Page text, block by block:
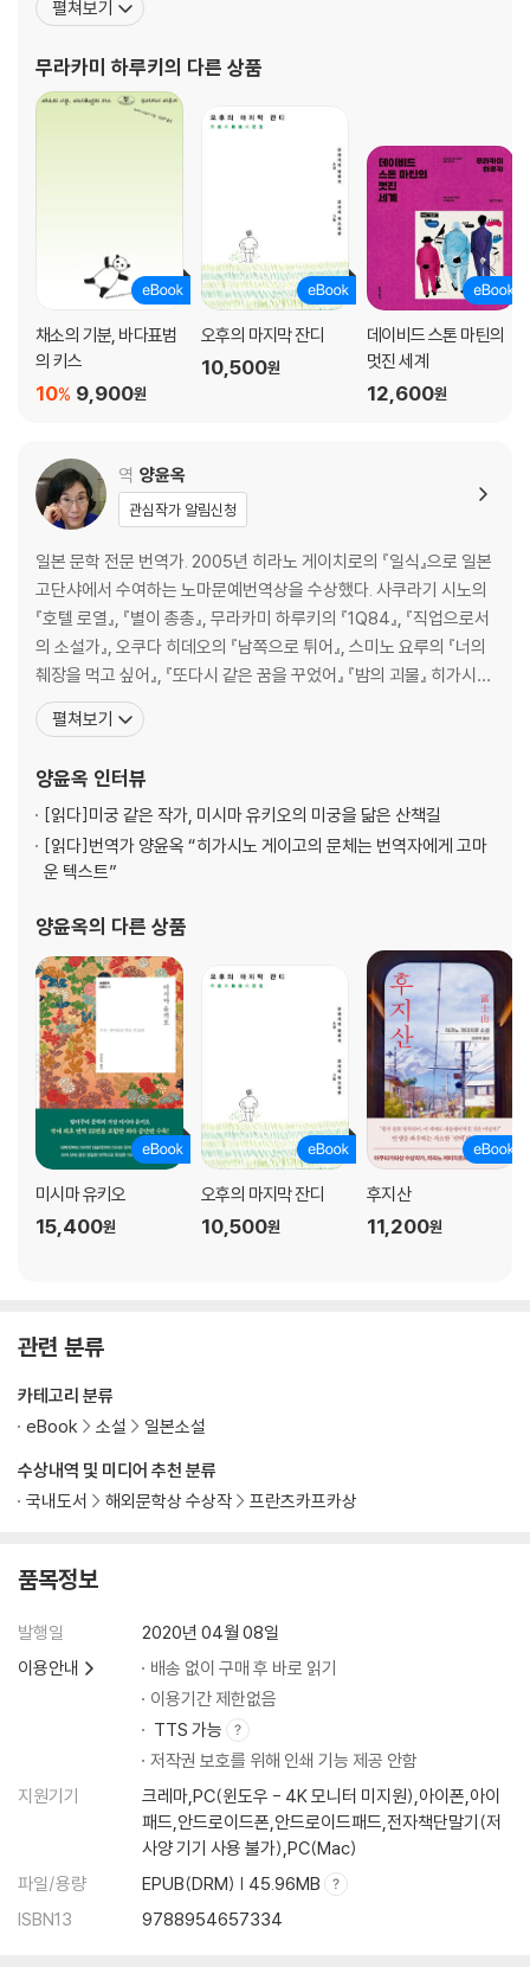
제14장 덴고 － 대부분의 독자가 지금까지 본 적 없는 것
제15장 아오마메 － 기구에 닻을 매달듯 단단하게
제17장 아오마메 － 우리가 행복하든 불행하든
제18장 덴고 － 더이상 빅 브라더가 나설 자리는 없다
제19장 아오마메 － 비밀을 함께 나누는 여자들
제21장 아오마메 － 아무리 먼 곳으로 가려고 해도
제22장 덴고 － 시간이 일그러진 모양으로 흐를 수 있다는 것
제23장 아오마메 － 이건 뭔가의 시작에 지나지 않는다
제24장 덴고 － 여기가 아닌 세계라는 것의 의미는 어디 있을까
로 떠올랐다. 1994년 『태엽 감는 새』로 요미우리문학상을 수상했고,
타임스 ‘올해의 책’에 선정되었다. 그 밖
펼쳐보기
무라카미 하루키 의 다른 상품
채소의 기분, 바다표범
의 키스
9,900원
10%
오후의 마지막 잔디
10,500원
데이비드 스톤 마틴의
멋진 세계
12,600원
역 양윤옥
관심작가 알림신청
일본 문학 전문 번역가. 2005년 히라노 게이치로의 『일식』으로 일본
고단샤에서 수여하는 노마문예번역상을 수상했다. 사쿠라기 시노의
『호텔 로열』, 『별이 총총』, 무라카미 하루키의 『1Q84』, 『직업으로서
의 소설가』, 오쿠다 히데오의 『남쪽으로 튀어』, 스미노 요루의 『너의
췌장을 먹고 싶어』, 『또다시 같은 꿈을 꾸었어』 『밤의 괴물』 히가시노
게이고의 『나미야 잡화점의 기적』, 『눈보라 체이스』, 『그대 눈동자에
건배』, 『위험한 비너스』, 『라플라스의 마녀』, 『악의』, 『유성의 인연』,
의 『
펼쳐보기
양윤옥 인터뷰
[읽다]미궁 같은 작가, 미시마 유키오의 미궁을 닮은 산책길
[읽다]번역가 양윤옥 “히가시노 게이고의 문체는 번역자에게 고마
운 텍스트”
양윤옥의 다른 상품
미시마 유키오
15,400원
오후의 마지막 잔디
10,500원
후지산
11,200원
관련 분류
수상내역 및 미디어 추천 분류
국내도서
해외문학상 수상작 프란츠카프카상
카테고리 분류
eBook
소설 일본소설
품목정보
발행일
2020년 04월 08일
이용안내
배송 없이 구매 후 바로 읽기
이용기간 제한없음
TTS 가능
저작권 보호를 위해 인쇄 기능 제공 안함
지원기기
크레마,PC(윈도우 - 4K 모니터 미지원),아이폰,아이
패드,안드로이드폰,안드로이드패드,전자책단말기(저
사양 기기 사용 불가),PC(Mac)
파일/용량
EPUB(DRM) | 45.96MB
ISBN13
9788954657334